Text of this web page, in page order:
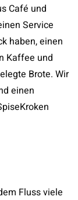
Café und
Service
haben, einen
Kaffee und
Brote. Wir
einen
Fluss viele